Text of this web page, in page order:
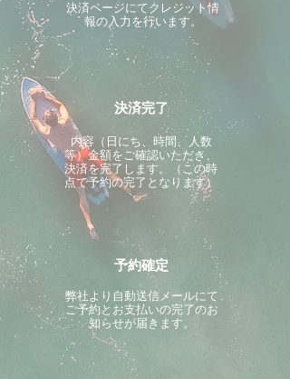
決済ページにてクレジット情
報の入力を行います。
決済完了
内容（日にち、時間、人数
等）金額をご確認いただき、
決済を完了します。（この時
点で予約の完了となります）
予約確定
​弊社より自動送信メールにて
ご予約とお支払いの完了のお
知らせが届きます。